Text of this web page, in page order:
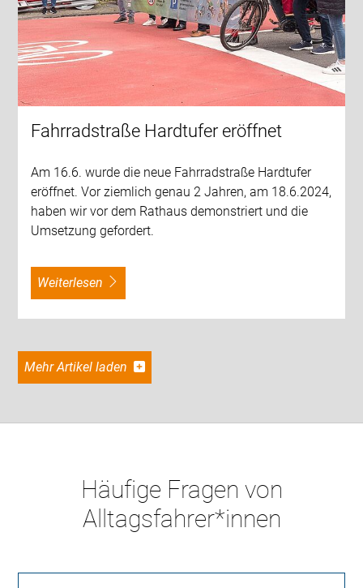
Fahrradstraße Hardtufer eröffnet
Am 16.6. wurde die neue Fahrradstraße Hardtufer
eröffnet. Vor ziemlich genau 2 Jahren, am 18.6.2024,
haben wir vor dem Rathaus demonstriert und die
Umsetzung gefordert.
weiterlesen
Mehr Artikel laden
Häufige Fragen von
Alltagsfahrer*innen